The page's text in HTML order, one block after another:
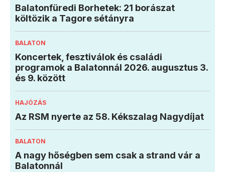
Balatonfüredi Borhetek: 21 borászat
költözik a Tagore sétányra
BALATON
Koncertek, fesztiválok és családi
programok a Balatonnál 2026. augusztus 3.
és 9. között
HAJÓZÁS
Az RSM nyerte az 58. Kékszalag Nagydíjat
BALATON
A nagy hőségben sem csak a strand vár a
Balatonnál